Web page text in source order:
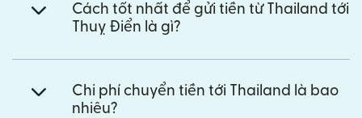
Cách tốt nhất để gửi tiền từ Thailand tới
Thuỵ Điển là gì?
Chi phí chuyển tiền tới Thailand là bao
nhiêu?